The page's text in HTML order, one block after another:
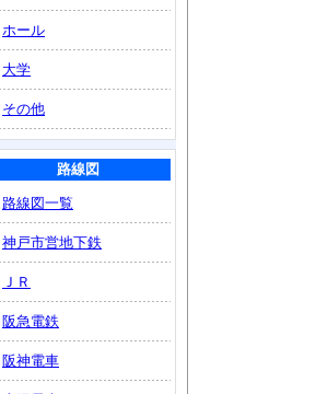
ホール
大学
その他
路線図
路線図一覧
神戸市営地下鉄
ＪＲ
阪急電鉄
阪神電車